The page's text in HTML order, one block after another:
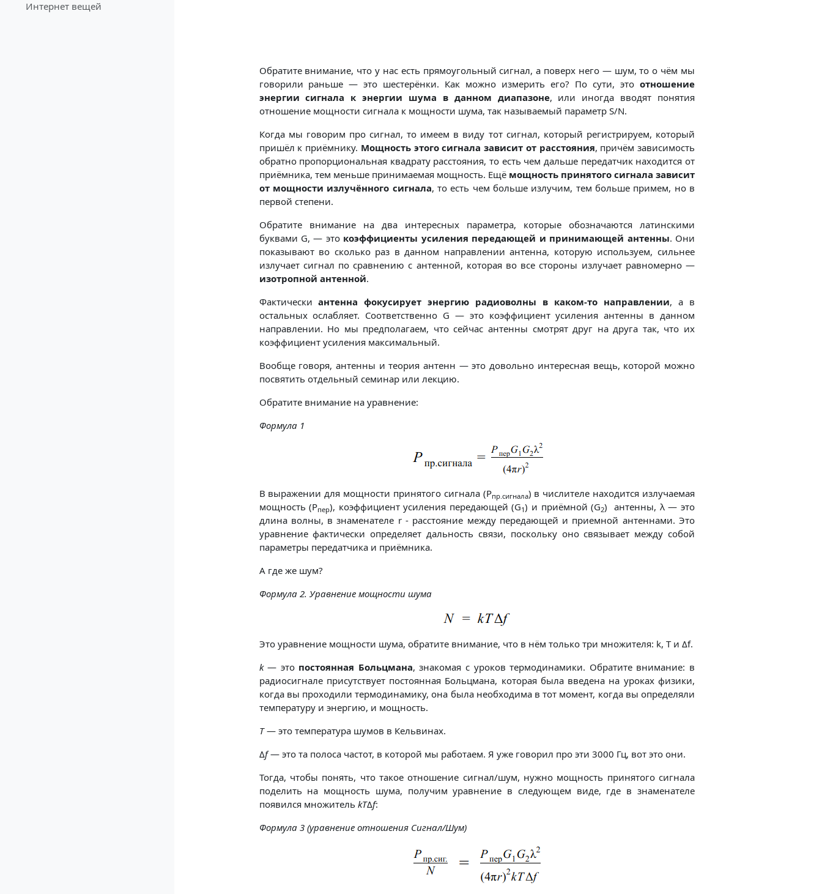
Интернет вещей
Обратите внимание, что у нас есть прямоугольный сигнал, а поверх него — шум, то о чём мы
говорили раньше — это шестерёнки. Как можно измерить его? По сути, это отношение
энергии сигнала к энергии шума в данном диапазоне, или иногда вводят понятия
отношение мощности сигнала к мощности шума, так называемый параметр S/N.
Когда мы говорим про сигнал, то имеем в виду тот сигнал, который регистрируем, который
пришёл к приёмнику. Мощность этого сигнала зависит от расстояния, причём зависимость
обратно пропорциональная квадрату расстояния, то есть чем дальше передатчик находится от
приёмника, тем меньше принимаемая мощность. Ещё мощность принятого сигнала зависит
от мощности излучённого сигнала, то есть чем больше излучим, тем больше примем, но в
первой степени.
Обратите внимание на два интересных параметра, которые обозначаются латинскими
буквами G, — это коэффициенты усиления передающей и принимающей антенны. Они
показывают во сколько раз в данном направлении антенна, которую используем, сильнее
излучает сигнал по сравнению с антенной, которая во все стороны излучает равномерно —
изотропной антенной.
Фактическиантенна фокусирует энергию радиоволны в каком-то направлении, а в
остальных ослабляет. Соответственно G — это коэффициент усиления антенны в данном
направлении. Но мы предполагаем, что сейчас антенны смотрят друг на друга так, что их
коэффициент усиления максимальный.
Вообще говоря, антенны и теория антенн — это довольно интересная вещь, которой можно
посвятить отдельный семинар или лекцию.
Обратите внимание на уравнение:
Формула 1
В выражении для мощности принятого сигнала (Pпр.сигнала) в числителе находится излучаемая
мощность (Pпер), коэффициент усиления передающей (G1) и приёмной (G2) антенны, λ — это
длина волны, в знаменателе r - расстояние между передающей и приемной антеннами. Это
уравнение фактически определяет дальность связи, поскольку оно связывает между собой
параметры передатчика и приёмника.
А где же шум?
Формула 2. Уравнение мощности шума
Это уравнение мощности шума, обратите внимание, что в нём только три множителя: k, T и Δf.
k— это постоянная Больцмана, знакомая с уроков термодинамики. Обратите внимание: в
радиосигнале присутствует постоянная Больцмана, которая была введена на уроках физики,
когда вы проходили термодинамику, она была необходима в тот момент, когда вы определяли
температуру и энергию, и мощность.
T— это температура шумов в Кельвинах.
Δf— это та полоса частот, в которой мы работаем. Я уже говорил про эти 3000 Гц, вот это они.
Тогда, чтобы понять, что такое отношение сигнал/шум, нужно мощность принятого сигнала
поделить на мощность шума, получим уравнение в следующем виде, где в знаменателе
появился множитель kTΔf:
Формула 3 (уравнение отношения Сигнал/Шум)